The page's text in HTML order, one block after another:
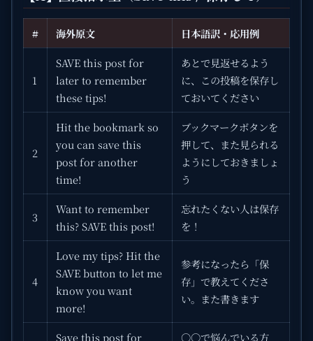
# 海外原文 日本語訳・応用例
1
SAVE this post for
later to remember
these tips!
あとで見返せるよう
に、この投稿を保存し
ておいてください
2
Hit the bookmark so
you can save this
post for another
time!
ブックマークボタンを
押して、また見られる
ようにしておきましょ
う
3
Want to remember
this? SAVE this post!
忘れたくない人は保存
を！
4
Love my tips? Hit the
SAVE button to let me
know you want
more!
参考になったら「保
存」で教えてくださ
い。また書きます
Save this post for
○○で悩んでいる方